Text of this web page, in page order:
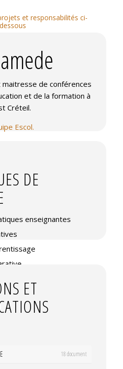
et responsabilités ci-
dessous
de conférences
et de la formation à
Créteil.
Escol.
DE
enseignantes
ET
18 document